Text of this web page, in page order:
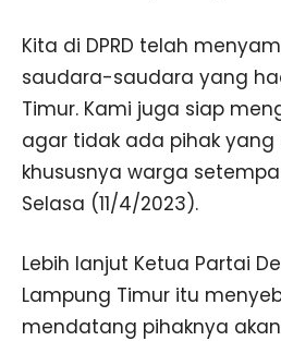
Kita di DPRD telah
saudara-saudara yang
Timur. Kami juga siap
agar tidak ada pihak yang
khususnya warga
Selasa (11/4/2023).
Lebih lanjut Ketua Partai
Lampung Timur itu
mendatang pihaknya